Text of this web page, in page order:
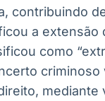
contribuindo
a extensão
como
mediante